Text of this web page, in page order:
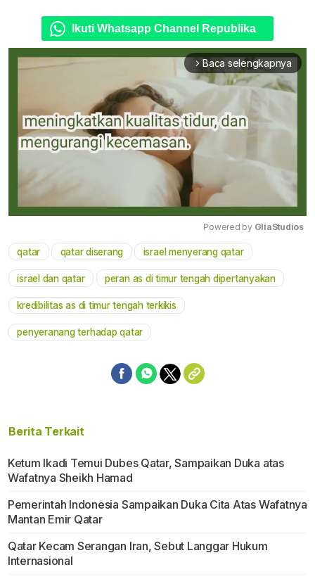
Ikuti Whatsapp Channel Republika
arrow_forward_ios Baca selengkapnya
Powered by GliaStudios
qatar qatar diserang israel menyerang qatar
israel dan qatar peran as di timur tengah dipertanyakan
kredibilitas as di timur tengah terkikis
penyeranang terhadap qatar
Berita Terkait
Ketum Ikadi Temui Dubes Qatar, Sampaikan Duka atas
Wafatnya Sheikh Hamad
Pemerintah Indonesia Sampaikan Duka Cita Atas Wafatnya
Mantan Emir Qatar
Qatar Kecam Serangan Iran, Sebut Langgar Hukum
Internasional